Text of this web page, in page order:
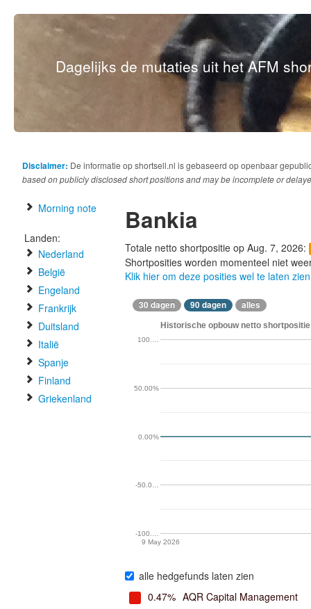
Dagelijks de mutaties uit het AFM
Disclaimer: De informatie op shortsell.nl is gebaseerd op openbaar
based on publicly disclosed short positions and may be incomplete or
Morning note
Landen:
Nederland
België
Engeland
Frankrijk
Duitsland
Italië
Spanje
Finland
Griekenland
Bankia
Totale netto shortpositie op Aug. 7, 2026:
Shortposities worden momenteel niet
Klik hier om deze posities wel te laten zien
30 dagen 90 dagen alles
Historische opbouw netto
9 May 2026
-100.…
-50.0…
0.00%
50.00%
100.…
alle hedgefunds laten zien
0.47% AQR Capital Management